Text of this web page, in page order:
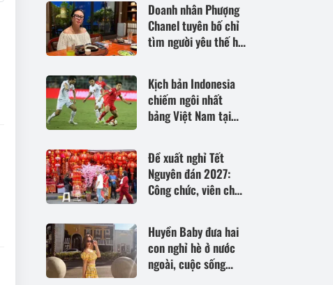
Doanh nhân Phượng
Chanel tuyên bố chỉ
tìm người yêu thế hệ
Kịch bản Indonesia
chiếm ngôi nhất
bảng Việt Nam tại
Trông chờ vào
Campuchia?
Đề xuất nghỉ Tết
Nguyên đán 2027:
Công chức, viên chức
ngày
Huyền Baby đưa hai
con nghỉ hè ở nước
ngoài, cuộc sống